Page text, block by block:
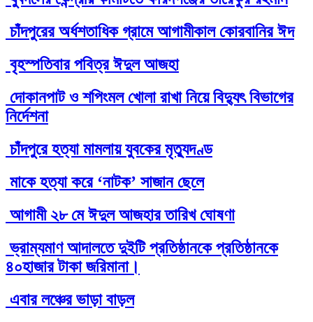
চাঁদপুরের অর্ধশতাধিক গ্রামে আগামীকাল কোরবানির ঈদ
বৃহস্পতিবার পবিত্র ঈদুল আজহা
দোকানপাট ও শপিংমল খোলা রাখা নিয়ে বিদ্যুৎ বিভাগের
নির্দেশনা
চাঁদপুরে হত্যা মামলায় যুবকের মৃত্যুদণ্ড
মাকে হত্যা করে ‘নাটক’ সাজান ছেলে
আগামী ২৮ মে ঈদুল আজহার তারিখ ঘোষণা
ভ্রাম্যমাণ আদালতে দুইটি প্রতিষ্ঠানকে প্রতিষ্ঠানকে
৪০হাজার টাকা জরিমানা।
এবার লঞ্চের ভাড়া বাড়ল